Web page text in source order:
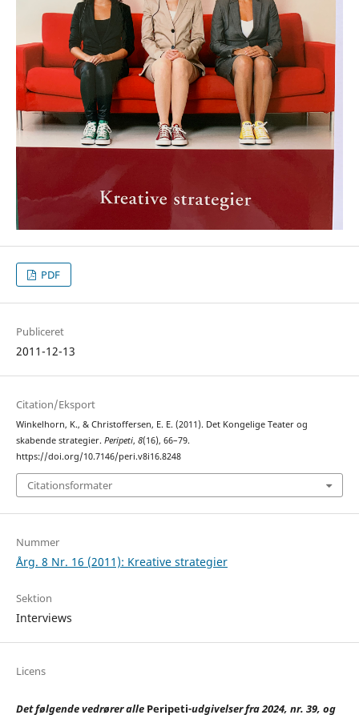
PDF
Publiceret
2011-12-13
Citation/Eksport
Winkelhorn, K., & Christoffersen, E. E. (2011). Det Kongelige Teater og
skabende strategier. Peripeti, 8(16), 66–79.
https://doi.org/10.7146/peri.v8i16.8248
Citationsformater
Nummer
Årg. 8 Nr. 16 (2011): Kreative strategier
Sektion
Interviews
Licens
Det følgende vedrører alle Peripeti-udgivelser fra 2024, nr. 39, og